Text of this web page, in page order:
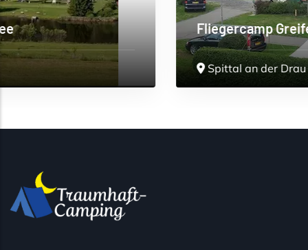
Fliegercamp Greifenburg
Spittal an der Drau >